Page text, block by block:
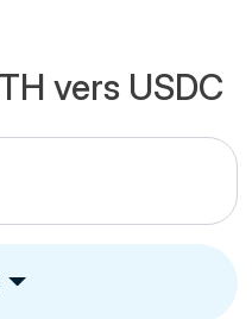
vers USDC